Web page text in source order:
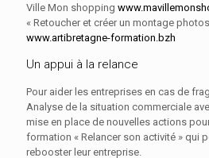
Ville Mon shopping
« Retoucher et créer un montage
www.artibretagne-formation.bzh
Un appui à la relance
Pour aider les entreprises en cas de
Analyse de la situation commerciale
mise en place de nouvelles actions
formation « Relancer son activité » qui
rebooster leur entreprise.